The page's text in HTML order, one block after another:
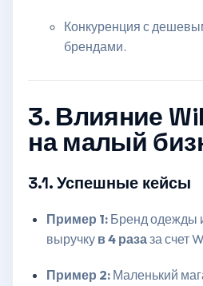
Конкуренция с
брендами.
3. Влияние
на малый
3.1. Успешные кейсы
Пример 1:Бренд одежды
выручку в 4 разаза счет
Пример 2:Маленький